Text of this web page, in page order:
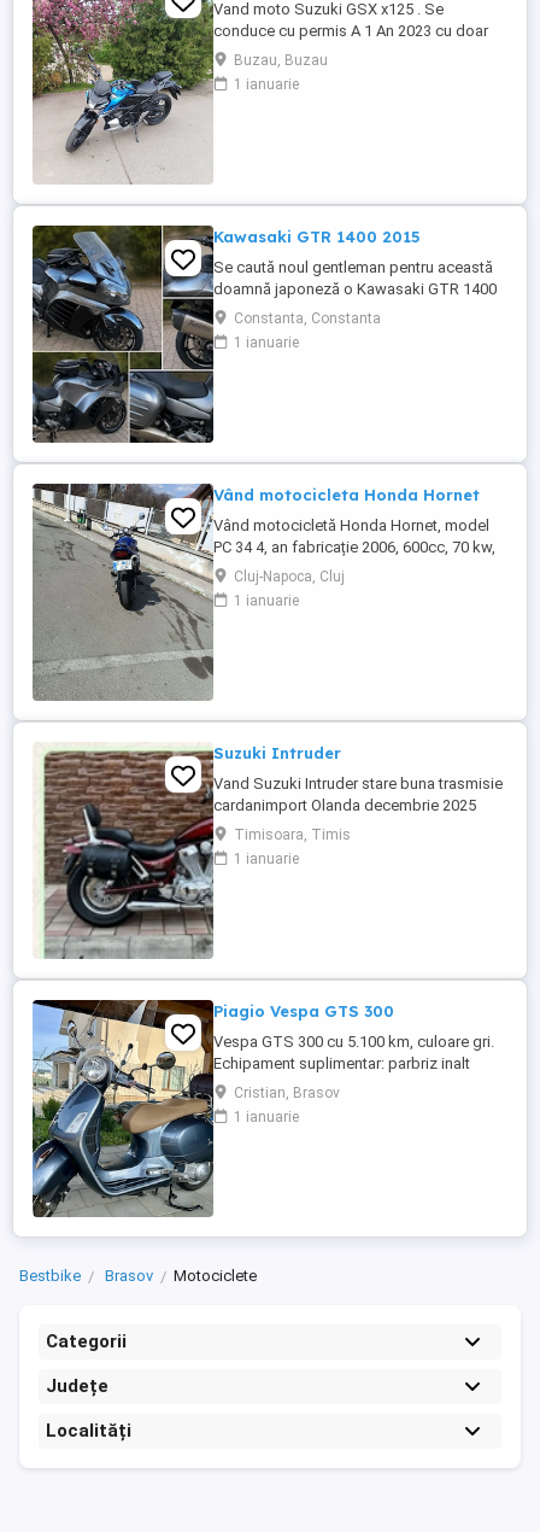
Vand moto Suzuki GSX x125 . Se
conduce cu permis A 1 An 2023 cu doar
5000km Stare impecabila , fara cazaturi
ITP valabil pana in noiembrie 2027 Revizii
si schimb de ulei in service autorizat
Buzau, Buzau
1 ianuarie
Kawasaki GTR 1400 2015
Se caută noul gentleman pentru această
doamnă japoneză o Kawasaki GTR 1400
care încă întoarce priviri și iubește
kilometrii. A fost răsfățată, întreținută la
timp și tratată cu respect. O dau doar
Constanta, Constanta
1 ianuarie
Vând motocicleta Honda Hornet
Vând motocicletă Honda Hornet, model
PC 34 4, an fabricație 2006, 600cc, 70 kw,
98 cp, inspecție tehnică valabilă până în
august 2027 . Preț 1900 euro
Cluj-Napoca, Cluj
1 ianuarie
Suzuki Intruder
Vand Suzuki Intruder stare buna trasmisie
cardanimport Olanda decembrie 2025
inmatriculat RO IN FEBRUARIE Nu raspund
la mesaje.Schimb cu ATV plus sau minus
diferenta
Timisoara, Timis
1 ianuarie
Piagio Vespa GTS 300
Vespa GTS 300 cu 5.100 km, culoare gri.
Echipament suplimentar: parbriz inalt
Faco (montat 2026), geanta portbagaj
Classic; prelungitor scarite pasager;
suspensie fata Bitubo si frane fata spate
Cristian, Brasov
1 ianuarie
Bestbike Brasov Motociclete
Categorii
Județe
Localități